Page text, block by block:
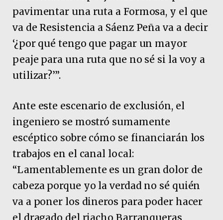
pavimentar una ruta a Formosa, y el que
va de Resistencia a Sáenz Peña va a decir
‘¿por qué tengo que pagar un mayor
peaje para una ruta que no sé si la voy a
utilizar?’”.
Ante este escenario de exclusión, el
ingeniero se mostró sumamente
escéptico sobre cómo se financiarán los
trabajos en el canal local:
“Lamentablemente es un gran dolor de
cabeza porque yo la verdad no sé quién
va a poner los dineros para poder hacer